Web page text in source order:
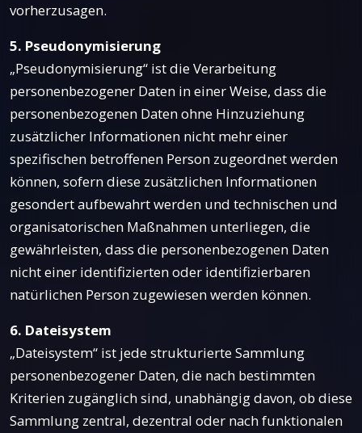
vorherzusagen.
5. Pseudonymisierung
„Pseudonymisierung“ ist die Verarbeitung
personenbezogener Daten in einer Weise, dass die
personenbezogenen Daten ohne Hinzuziehung
zusätzlicher Informationen nicht mehr einer
spezifischen betroffenen Person zugeordnet werden
können, sofern diese zusätzlichen Informationen
gesondert aufbewahrt werden und technischen und
organisatorischen Maßnahmen unterliegen, die
gewährleisten, dass die personenbezogenen Daten
nicht einer identifizierten oder identifizierbaren
natürlichen Person zugewiesen werden können.
6. Dateisystem
„Dateisystem“ ist jede strukturierte Sammlung
personenbezogener Daten, die nach bestimmten
Kriterien zugänglich sind, unabhängig davon, ob diese
Sammlung zentral, dezentral oder nach funktionalen